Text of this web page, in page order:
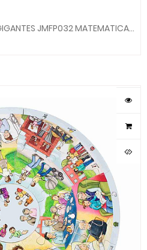
SET DE BLOQUES LOGICOS GIGANTES JMFP032 MATEMATICAS KIDDYS HOUSE